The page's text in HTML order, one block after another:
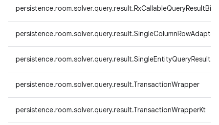
persistence.room.solver.query.result.SingleColumnRowAdapter
persistence.room.solver.query.result.TransactionWrapper
persistence.room.solver.query.result.TransactionWrapperKt